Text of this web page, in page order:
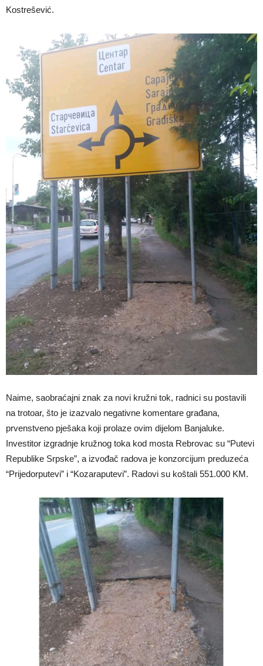
Kostrešević.
Naime, saobraćajni znak za novi kružni tok, radnici su postavili
na trotoar, što je izazvalo negativne komentare građana,
prvenstveno pješaka koji prolaze ovim dijelom Banjaluke.
Investitor izgradnje kružnog toka kod mosta Rebrovac su “Putevi
Republike Srpske”, a izvođač radova je konzorcijum preduzeća
“Prijedorputevi” i “Kozaraputevi”. Radovi su koštali 551.000 KM.